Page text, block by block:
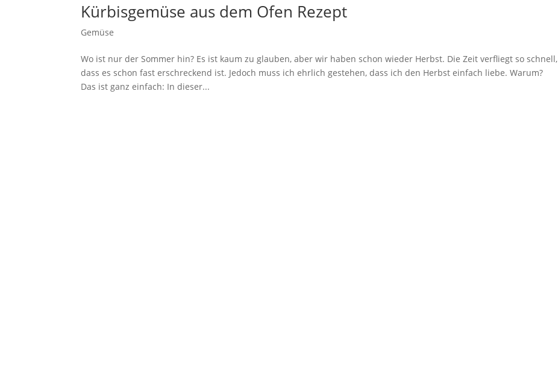
Kürbisgemüse aus dem Ofen Rezept
Gemüse
Wo ist nur der Sommer hin? Es ist kaum zu glauben, aber wir haben schon wieder Herbst. Die Zeit verfliegt so schnell,
dass es schon fast erschreckend ist. Jedoch muss ich ehrlich gestehen, dass ich den Herbst einfach liebe. Warum?
Das ist ganz einfach: In dieser...